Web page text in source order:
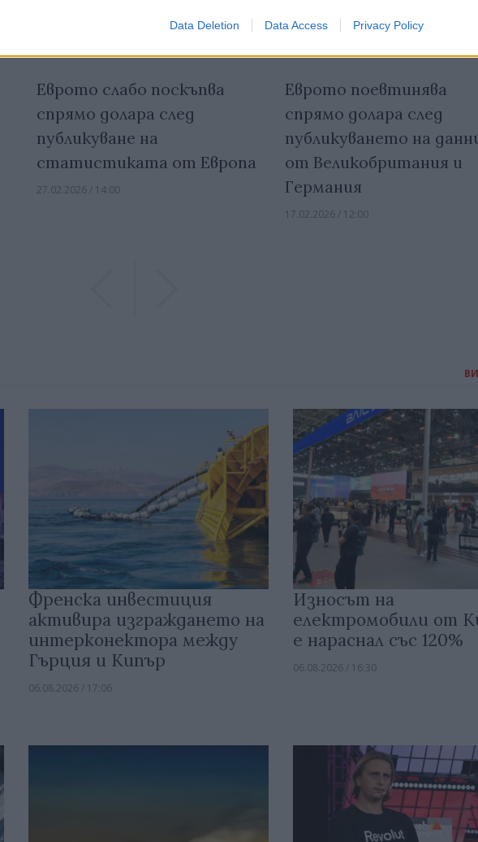
Data Deletion Data Access Privacy Policy
Еврото слабо поскъпва
спрямо долара след
публикуване на
статистиката от Европа
27.02.2026 / 14:00
Еврото поевтинява
спрямо долара след
публикуването на
от Великобритания и
Германия
17.02.2026 / 12:00
Френска инвестиция
активира изграждането на
интерконектора между
Гърция и Кипър
06.08.2026 / 17:06
Износът на
електромобили от
е нараснал със 120%
06.08.2026 / 16:30